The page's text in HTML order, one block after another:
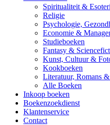
Spiritualiteit &
Religie
Psychologie,
Economie &
Studieboeken
Fantasy &
Kunst, Cultuur &
Kookboeken
Literatuur, Romans
Alle Boeken
Inkoop boeken
Boekenzoekdienst
Klantenservice
Contact